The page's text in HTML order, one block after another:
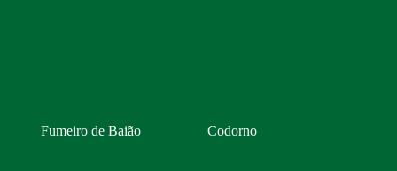
Fumeiro de Baião Codorno